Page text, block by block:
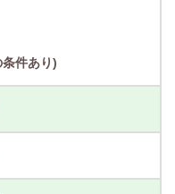
件あり)